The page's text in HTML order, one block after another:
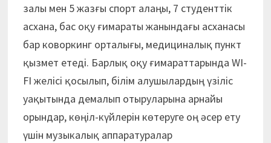
залы мен 5 жазғы спорт алаңы, 7 студенттік
асхана, бас оқу ғимараты жанындағы асханасы
бар коворкинг орталығы, медициналық пункт
қызмет етеді. Барлық оқу ғимараттарында WІ-
FI желісі қосылып, білім алушылардың үзіліс
уақытында демалып отыруларына арнайы
орындар, көңіл-күйлерін көтеруге оң әсер ету
үшін музыкалық аппаратуралар